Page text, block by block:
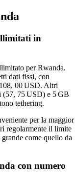
in
per Rwanda.
dati fissi, con
00 USD. Altri
(57, 75 USD) e 5 GB
tethering.
per la maggior
regolarmente il limite
come quello da
con numero